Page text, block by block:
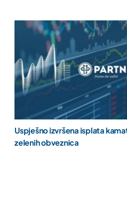
Uspješno izvršena isplata
zelenih obveznica